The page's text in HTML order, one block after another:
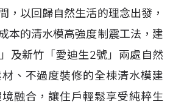
，以回歸自然生活的理念出發，
本的清水模高強度制震工法，建
及新竹「愛迪生2號」兩處自然
、不過度裝修的全棟清水模建
融合，讓住戶輕鬆享受純粹生